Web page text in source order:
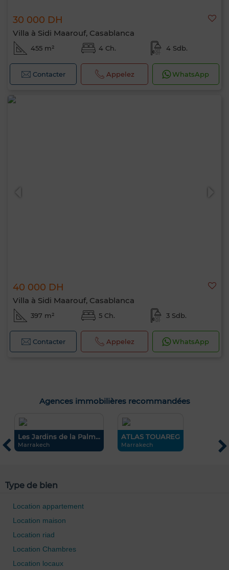
30 000 DH
Villa à Sidi Maarouf, Casablanca
455 m² 4 Ch. 4 Sdb.
Contacter Appelez WhatsApp
40 000 DH
Villa à Sidi Maarouf, Casablanca
397 m² 5 Ch. 3 Sdb.
Contacter Appelez WhatsApp
Agences immobilières recommandées
Les Jardins de la Palm...
Marrakech
ATLAS TOUAREG
Marrakech
Type de bien
Location appartement
Location maison
Location riad
Location Chambres
Location locaux